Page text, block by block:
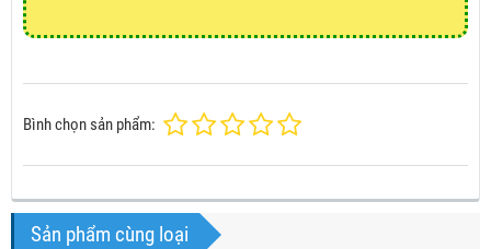
Bình chọn sản phẩm:
Sản phẩm cùng loại